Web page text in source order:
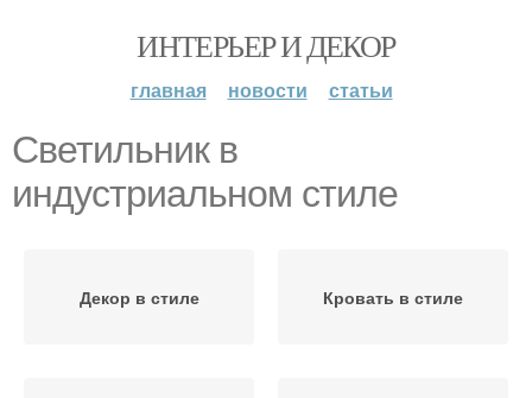
ИНТЕРЬЕР И ДЕКОР
главная новости статьи
Светильник в
индустриальном стиле
Декор в стиле Кровать в стиле